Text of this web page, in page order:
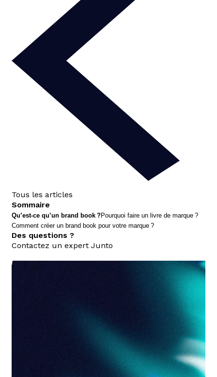
Tous les articles
Sommaire
Qu’est-ce qu’un brand book ?Pourquoi faire un livre de marque ?
Comment créer un brand book pour votre marque ?
Des questions ?
Contactez un expert Junto